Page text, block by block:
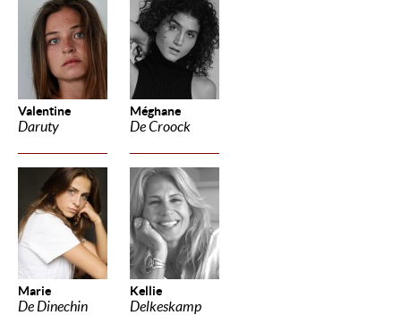
Valentine
Daruty
Méghane
De Croock
Marie
De Dinechin
Kellie
Delkeskamp